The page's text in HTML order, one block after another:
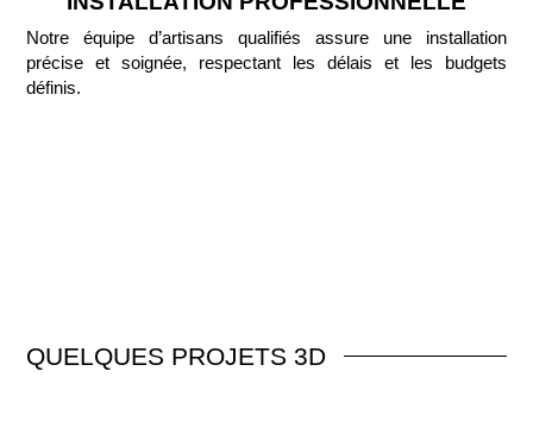
Notre équipe d’artisans qualifiés assure une installation
précise et soignée, respectant les délais et les budgets
définis.
QUELQUES PROJETS 3D